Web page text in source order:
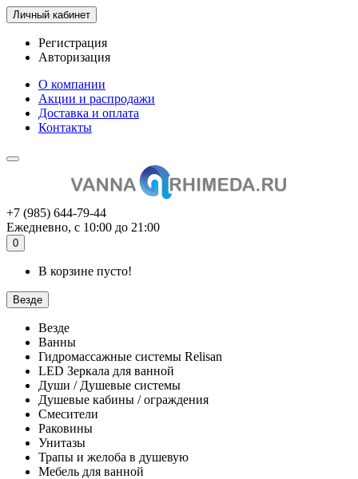
Личный кабинет
Регистрация
Авторизация
О компании
Акции и распродажи
Доставка и оплата
Контакты
+7 (985) 644-79-44
Ежедневно, с 10:00 до 21:00
0
В корзине пусто!
Везде
Везде
Ванны
Гидромассажные системы Relisan
LED Зеркала для ванной
Души / Душевые системы
Душевые кабины / ограждения
Смесители
Раковины
Унитазы
Трапы и желоба в душевую
Мебель для ванной